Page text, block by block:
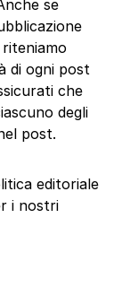
se
di ogni post
che
degli
post.
editoriale
i nostri